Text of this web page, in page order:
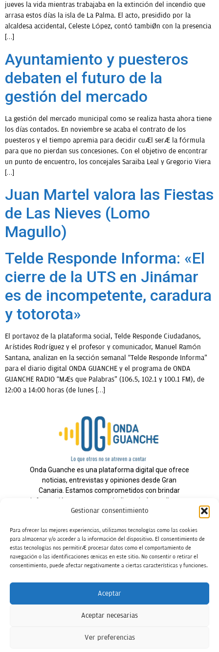
Gestionar consentimiento
Para ofrecer las mejores experiencias, utilizamos tecnologías como las cookies
para almacenar y/o acceder a la información del dispositivo. El consentimiento de
estas tecnologías nos permitirá procesar datos como el comportamiento de
navegación o las identificaciones únicas en este sitio. No consentir o retirar el
consentimiento, puede afectar negativamente a ciertas características y funciones.
Aceptar
Aceptar necesarias
Ver preferencias
jueves la vida mientras trabajaba en la extinción del incendio que
arrasa estos días la isla de La Palma. El acto, presidido por la
alcaldesa accidental, Celeste López, contó también con la presencia
[…]
Ayuntamiento y puesteros
debaten el futuro de la
gestión del mercado
La gestión del mercado municipal como se realiza hasta ahora tiene
los días contados. En noviembre se acaba el contrato de los
puesteros y el tiempo apremia para decidir cuál será la fórmula
para que no pierdan sus concesiones. Con el objetivo de encontrar
un punto de encuentro, los concejales Saraiba Leal y Gregorio Viera
[…]
Juan Martel valora las Fiestas
de Las Nieves (Lomo
Magullo)
Telde Responde Informa: «El
cierre de la UTS en Jinámar
es de incompetente, caradura
y totorota»
El portavoz de la plataforma social, Telde Responde Ciudadanos,
Arístides Rodríguez y el profesor y comunicador, Manuel Ramón
Santana, analizan en la sección semanal “Telde Responde Informa”
para el diario digital ONDA GUANCHE y el programa de ONDA
GUANCHE RADIO “Más que Palabras” (106.5, 102.1 y 100.1 FM), de
12:00 a 14:00 horas (de lunes […]
Onda Guanche es una plataforma digital que ofrece
noticias, entrevistas y opiniones desde Gran
Canaria. Estamos comprometidos con brindar
información veraz y un periodismo independiente a
nuestra audiencia.
Todos los derechos reservados.
Radio
Contacto